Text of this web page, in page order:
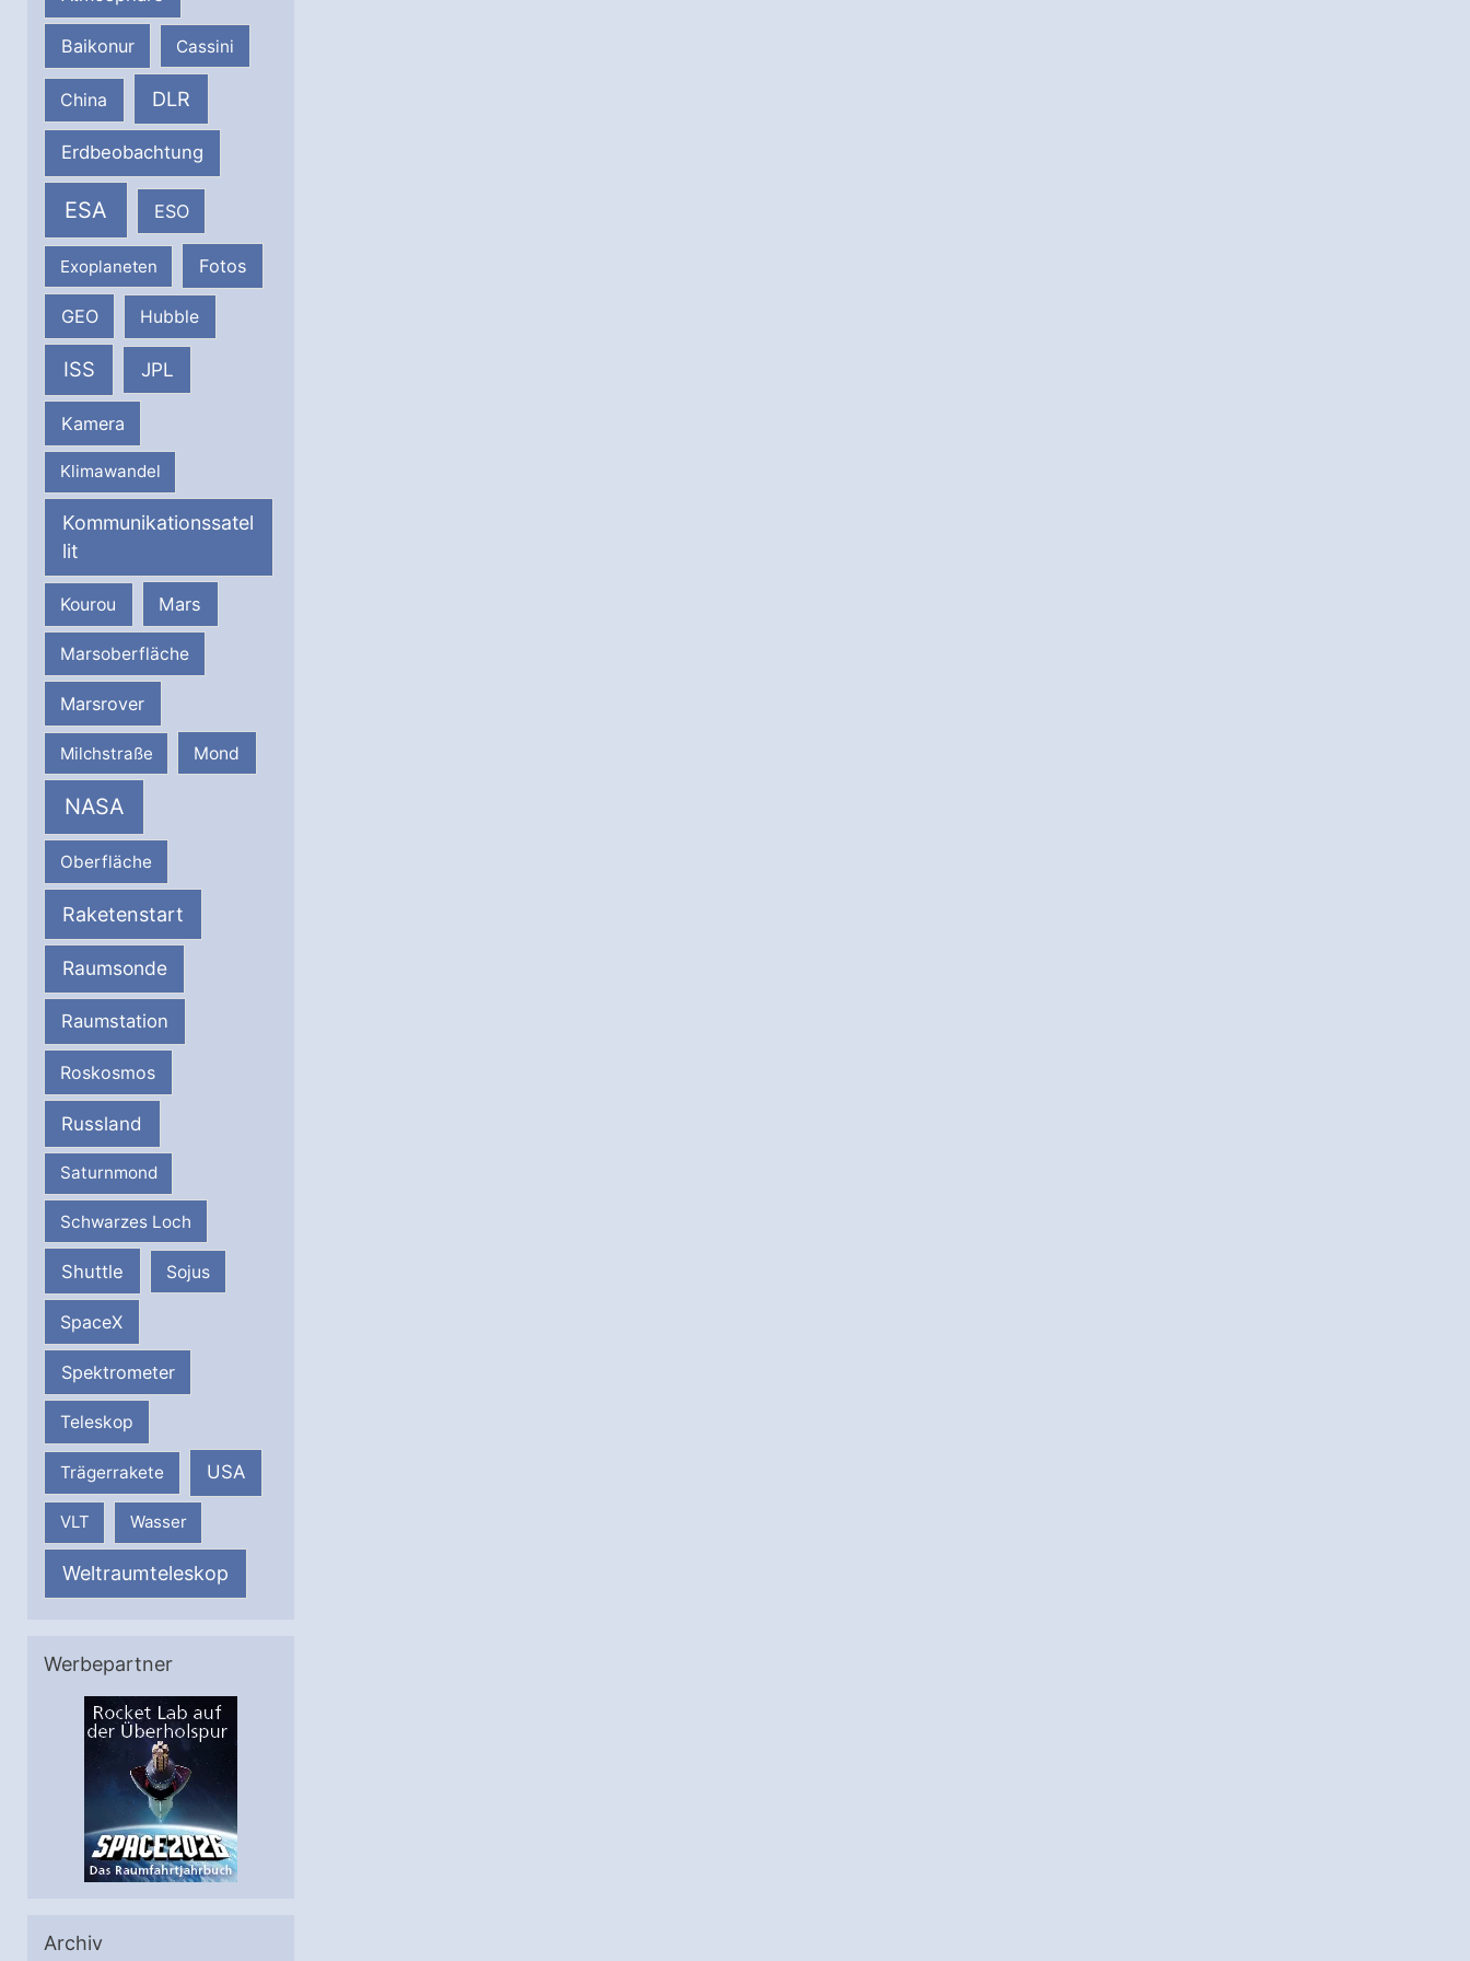
Baikonur Cassini
China DLR
Erdbeobachtung
ESA ESO
Exoplaneten Fotos
GEO Hubble
ISS JPL
Kamera
Klimawandel
Kommunikationssatel
lit
Kourou Mars
Marsoberfläche
Marsrover
Milchstraße Mond
NASA
Oberfläche
Raketenstart
Raumsonde
Raumstation
Roskosmos
Russland
Saturnmond
Schwarzes Loch
Shuttle Sojus
SpaceX
Spektrometer
Teleskop
Trägerrakete USA
VLT Wasser
Weltraumteleskop
Werbepartner
Archiv